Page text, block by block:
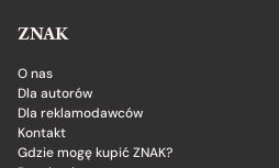
ZNAK
O nas
Dla autorów
Dla reklamodawców
Kontakt
Gdzie mogę kupić ZNAK?